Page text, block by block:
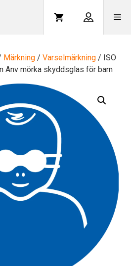
Märkning / Varselmärkning / ISO
Anv mörka skyddsglas för barn